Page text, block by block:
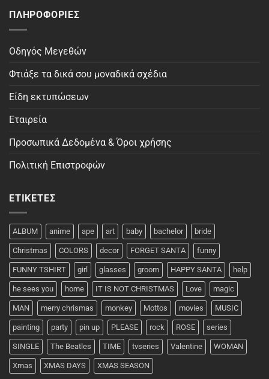
ΠΛΗΡΟΦΟΡΊΕΣ
Οδηγός Μεγεθών
Φτιάξε τα δικά σου μοναδικά σχέδια
Είδη εκτυπώσεων
Εταιρεία
Προσωπικά Δεδομένα & Όροι χρήσης
Πολιτική Επιστροφών
ΕΤΙΚΈΤΕΣ
ALBUM anime ape art baby bachelor bride
Christmas COLORS decor FORGET SANTA funny
FUNNY TSHIRT girl glasses groom HAPPY SANTA help
he sees you home IT IS NOT CHRISTMAS Love magic
MAN merry chrismas monkey Mottos movies MUSIC
painting party pin up PLEASE rock ROSE series
SINGLE The Beatles TIME tvseries Valentine WOMAN
Xmas XMAS DAYS XMAS SEASON